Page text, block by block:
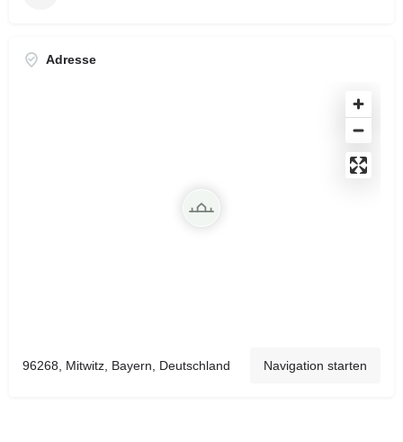
Adresse
96268, Mitwitz, Bayern, Deutschland Navigation starten